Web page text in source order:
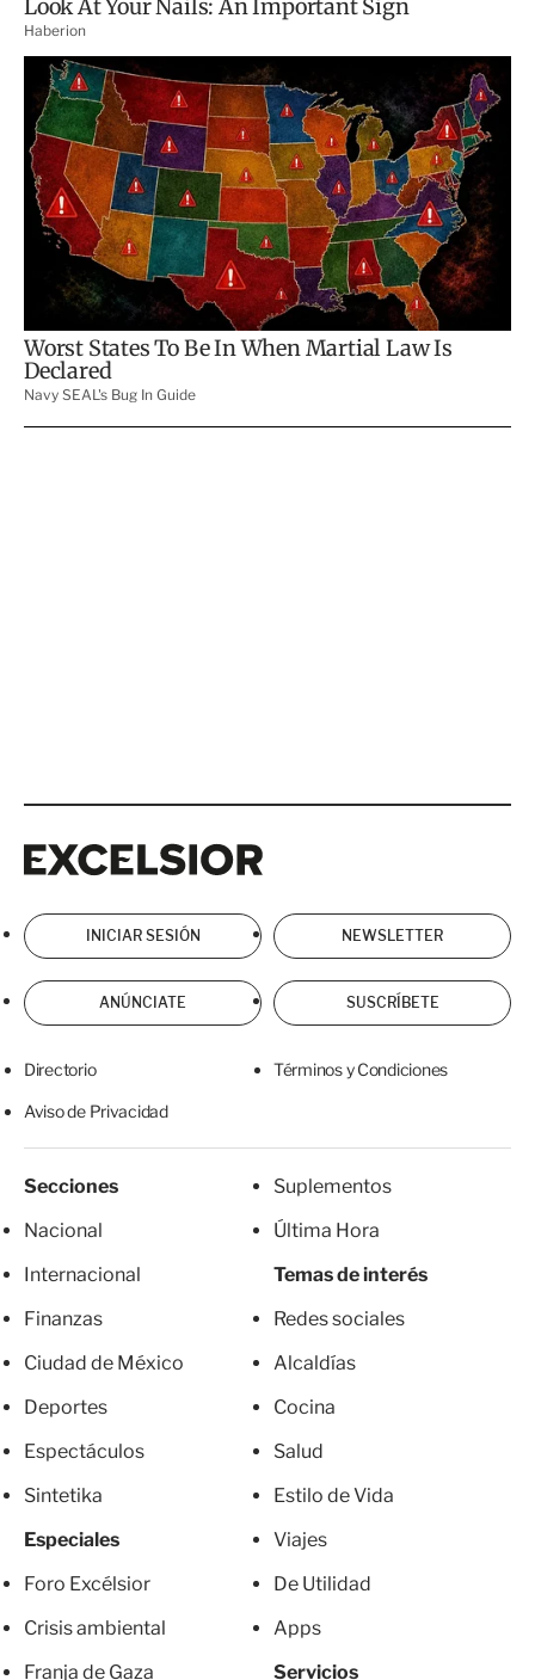
INICIAR SESIÓN NEWSLETTER
ANÚNCIATE SUSCRÍBETE
Directorio Términos y Condiciones
Aviso de Privacidad
Secciones
Nacional
Internacional
Finanzas
Ciudad de México
Deportes
Espectáculos
Sintetika
Especiales
Foro Excélsior
Crisis ambiental
Franja de Gaza
Suplementos
Última Hora
Temas de interés
Redes sociales
Alcaldías
Cocina
Salud
Estilo de Vida
Viajes
De Utilidad
Apps
Servicios